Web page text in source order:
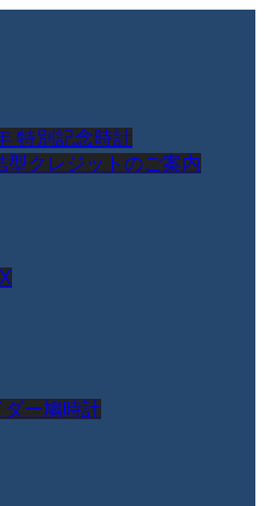
特別記念時計
型クレジットのご案内
ー鳩時計